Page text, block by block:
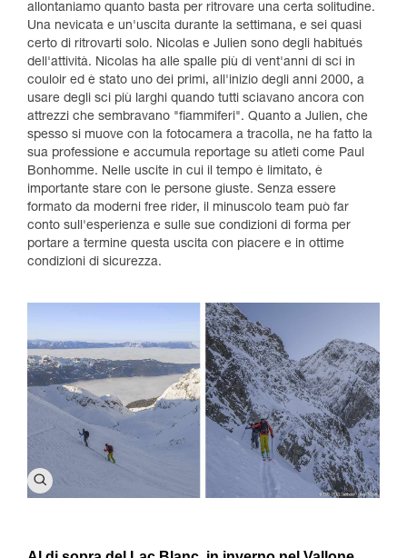
allontaniamo quanto basta per ritrovare una certa solitudine.
Una nevicata e un'uscita durante la settimana, e sei quasi
certo di ritrovarti solo. Nicolas e Julien sono degli habitués
dell'attività. Nicolas ha alle spalle più di vent'anni di sci in
couloir ed è stato uno dei primi, all'inizio degli anni 2000, a
usare degli sci più larghi quando tutti sciavano ancora con
attrezzi che sembravano "fiammiferi". Quanto a Julien, che
spesso si muove con la fotocamera a tracolla, ne ha fatto la
sua professione e accumula reportage su atleti come Paul
Bonhomme. Nelle uscite in cui il tempo è limitato, è
importante stare con le persone giuste. Senza essere
formato da moderni free rider, il minuscolo team può far
conto sull'esperienza e sulle sue condizioni di forma per
portare a termine questa uscita con piacere e in ottime
condizioni di sicurezza.